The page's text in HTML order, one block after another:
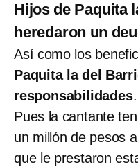
Hijos de Paquita
heredaron un
Así como los
Paquita la del
responsabilidades.
Pues la cantante
un millón de pesos
que le prestaron